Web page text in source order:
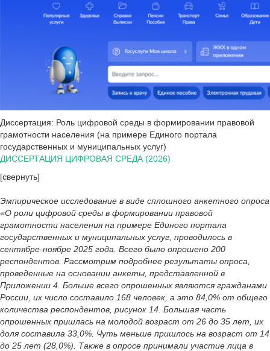
Диссертация: Роль цифровой среды в формировании правовой
грамотности населения (на примере Единого портала
государственных и муниципальных услуг)
ДИССЕРТАЦИЯ ЦИФРОВАЯ СРЕДА (2026)
[свернуть]
Эмпирическое исследование в виде сплошного анкетного опроса
«О роли цифровой среды в формировании правовой
грамотности населения на примере Единого портала
государственных и муниципальных услуг, проводилось в
сентябре-ноябре 2025 года. Всего было опрошено 200
респондентов. Рассмотрим подробнее результаты опроса,
проведенные на основании анкеты, представленной в
Приложении 4. Больше всего опрошенных являются гражданами
России, их число составило 168 человек, а это 84,0% от общего
количества респондентов, рисунок 14. Большая часть
опрошенных пришлась на молодой возраст от 26 до 35 лет, их
доля составила 33,0%. Чуть меньше пришлось на возраст от 14
до 25 лет (28,0%). Также в опросе принимали участие лица в